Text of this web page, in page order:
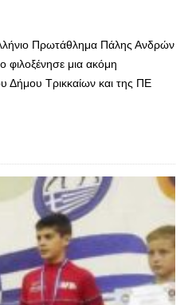
Πρωτάθλημα Πάλης Ανδρών
φιλοξένησε μια ακόμη
Δήμου Τρικκαίων και της ΠΕ